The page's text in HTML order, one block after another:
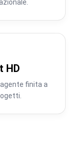
HD
finita a